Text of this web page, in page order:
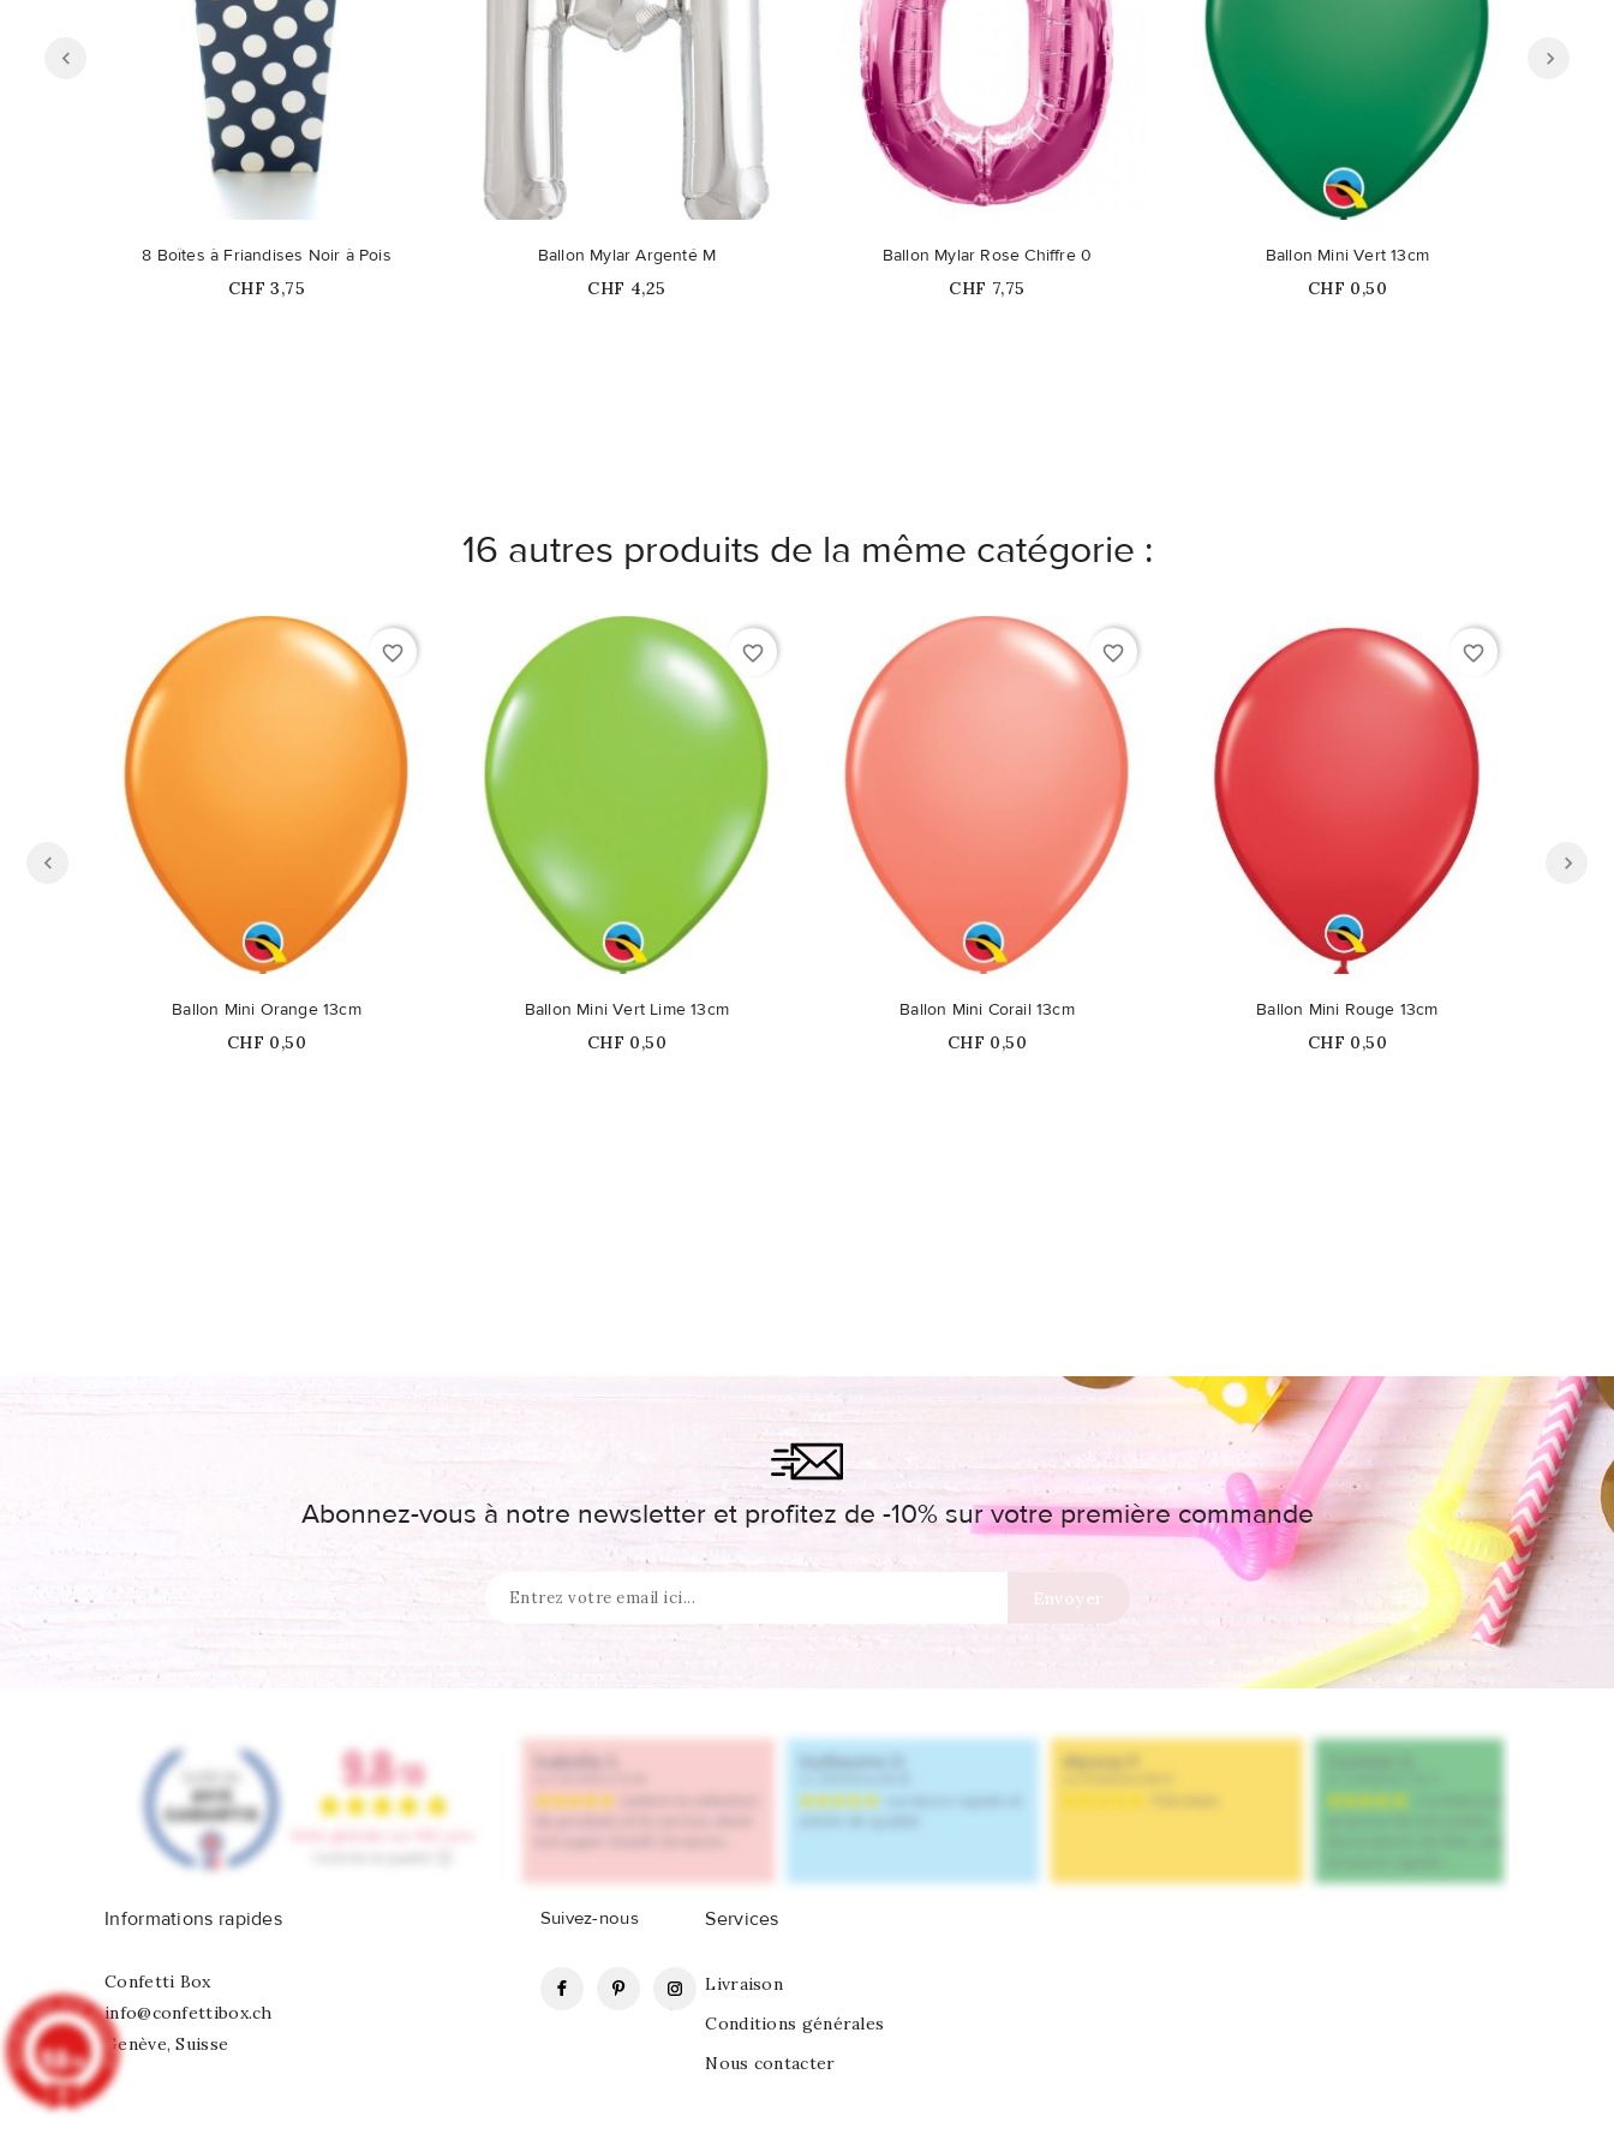
Ce produit n'est plus disponible en
stock
8 Boîtes à Friandises Noir à Pois
Prix
CHF 3,75
Ballon Mylar Argenté M
Prix
CHF 4,25
Ballon Mylar Rose Chiffre 0
Prix
CHF 7,75
Ballon Mini Vert 13cm
Prix
CHF 0,50
16 autres produits de la même catégorie :
favorite_border
Ballon Mini Orange 13cm
Prix
CHF 0,50
favorite_border
Ballon Mini Vert Lime 13cm
Prix
CHF 0,50
favorite_border
Ballon Mini Corail 13cm
Prix
CHF 0,50
favorite_border
Ballon Mini Rouge 13cm
Prix
CHF 0,50
Abonnez-vous à notre newsletter et profitez de -10% sur votre première commande
Informations rapides
Confetti Box
info@confettibox.ch
Genève, Suisse
Suivez-nous
FacebookPinterestInstagram
Services
Livraison
Conditions générales
Nous contacter
9.8/10
902 avis